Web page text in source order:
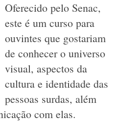
Oferecido pelo Senac,
este é um curso para
ouvintes que gostariam
de conhecer o universo
visual, aspectos da
cultura e identidade das
pessoas surdas, além
com elas.